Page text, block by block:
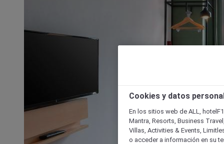
Cookies y datos
En los sitios web de ALL,
Mantra, Resorts, Business
Villas, Activities & Events,
o acceder a información en su